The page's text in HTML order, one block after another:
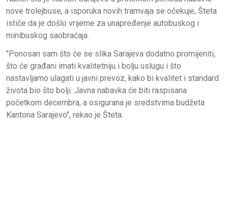
nove trolejbuse, a isporuka novih tramvaja se očekuje, Šteta
ističe da je došlo vrijeme za unapređenje autobuskog i
minibuskog saobraćaja.
"Ponosan sam što će se slika Sarajeva dodatno promijeniti,
što će građani imati kvalitetniju i bolju uslugu i što
nastavljamo ulagati u javni prevoz, kako bi kvalitet i standard
života bio što bolji. Javna nabavka će biti raspisana
početkom decembra, a osigurana je sredstvima budžeta
Kantona Sarajevo", rekao je Šteta.